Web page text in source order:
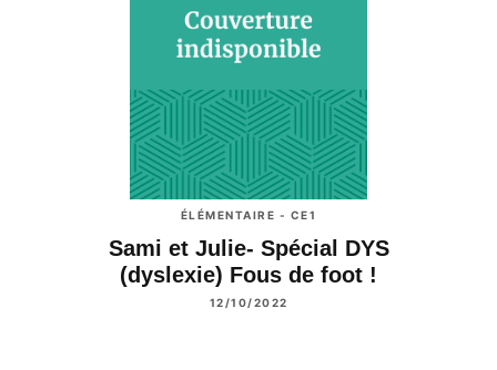
ÉLÉMENTAIRE - CE1
Sami et Julie- Spécial DYS
(dyslexie) Fous de foot !
12/10/2022